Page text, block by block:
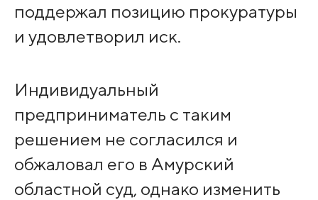
поддержал позицию прокуратуры
и удовлетворил иск.
Индивидуальный
предприниматель с таким
решением не согласился и
обжаловал его в Амурский
областной суд, однако изменить